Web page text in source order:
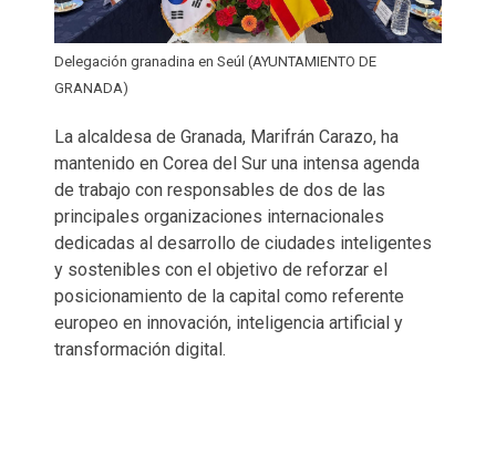
Delegación granadina en Seúl (AYUNTAMIENTO DE
GRANADA)
La alcaldesa de Granada, Marifrán Carazo, ha
mantenido en Corea del Sur una intensa agenda
de trabajo con responsables de dos de las
principales organizaciones internacionales
dedicadas al desarrollo de ciudades inteligentes
y sostenibles con el objetivo de reforzar el
posicionamiento de la capital como referente
europeo en innovación, inteligencia artificial y
transformación digital.